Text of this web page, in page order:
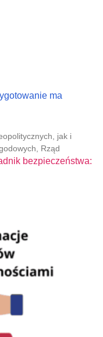
ma
jak i
Rząd
bezpieczeństwa: